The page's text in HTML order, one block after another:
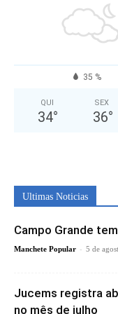
35 %
QUI
34°
SEX
36°
Ultimas Noticias
Campo Grande
Manchete Popular - 5 de
Jucems registra
no mês de julho